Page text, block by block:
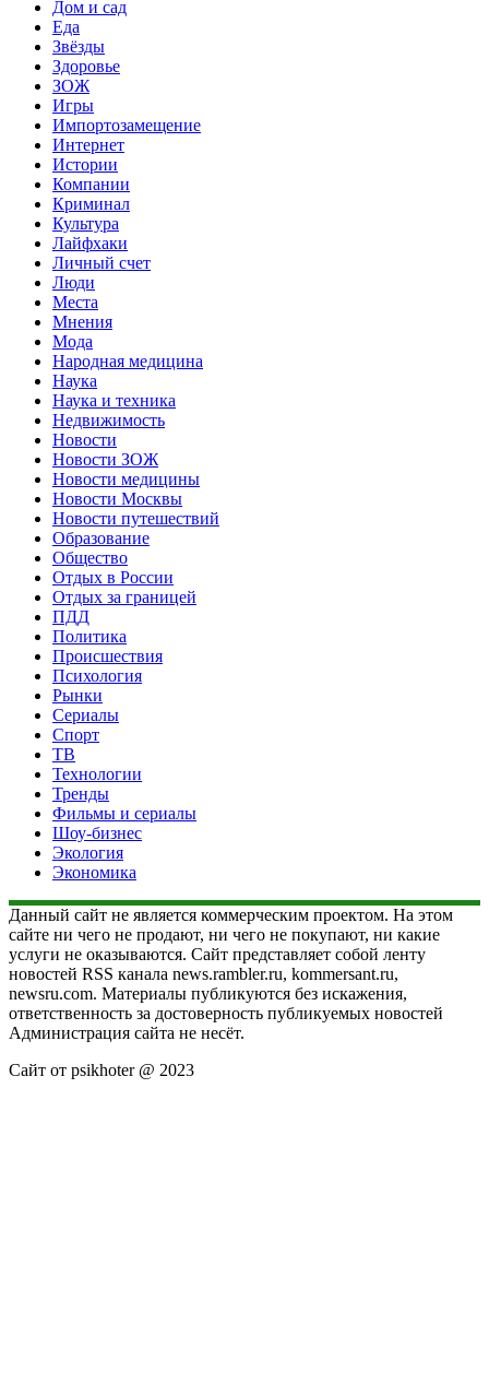
Дом и сад
Еда
Звёзды
Здоровье
ЗОЖ
Игры
Импортозамещение
Интернет
Истории
Компании
Криминал
Культура
Лайфхаки
Личный счет
Люди
Места
Мнения
Мода
Народная медицина
Наука
Наука и техника
Недвижимость
Новости
Новости ЗОЖ
Новости медицины
Новости Москвы
Новости путешествий
Образование
Общество
Отдых в России
Отдых за границей
ПДД
Политика
Происшествия
Психология
Рынки
Сериалы
Спорт
ТВ
Технологии
Тренды
Фильмы и сериалы
Шоу-бизнес
Экология
Экономика
Данный сайт не является коммерческим проектом. На этом
сайте ни чего не продают, ни чего не покупают, ни какие
услуги не оказываются. Сайт представляет собой ленту
новостей RSS канала news.rambler.ru, kommersant.ru,
newsru.com. Материалы публикуются без искажения,
ответственность за достоверность публикуемых новостей
Администрация сайта не несёт.
Сайт от psikhoter @ 2023